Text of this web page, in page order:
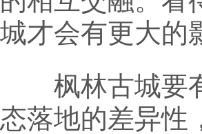
城才会有更大的
枫林古城要有
态落地的差异性